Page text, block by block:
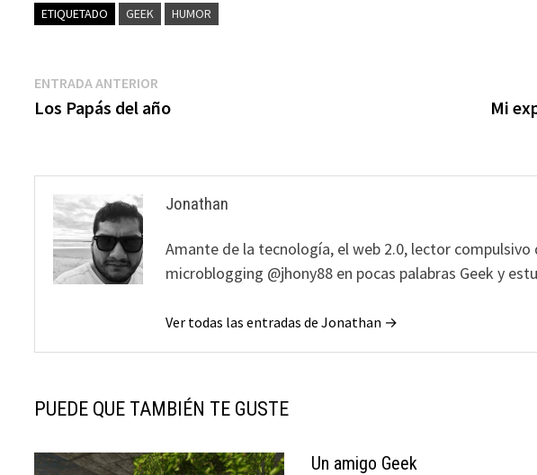
ETIQUETADO GEEK HUMOR
Navegación
de
ENTRADA ANTERIOR
anterior:
Los Papás del año Mi
Jonathan
Amante de la tecnología, el web 2.0, lector
microblogging @jhony88 en pocas palabras Geek y
Ver todas las entradas de Jonathan →
PUEDE QUE TAMBIÉN TE GUSTE
Un amigo Geek